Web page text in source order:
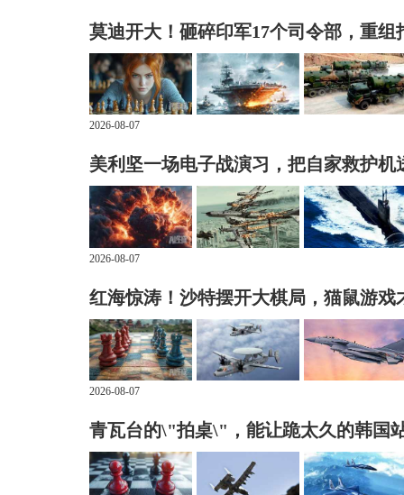
莫迪开大！砸碎印军17个司令部，重组
2026-08-07
美利坚一场电子战演习，把自家救护机
2026-08-07
红海惊涛！沙特摆开大棋局，猫鼠游戏
2026-08-07
青瓦台的\"拍桌\"，能让跪太久的韩国